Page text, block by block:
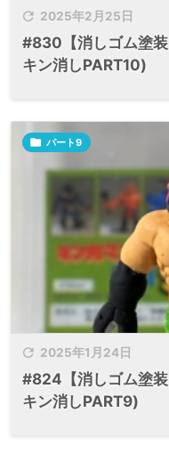
 2025年2月25日
#830【消しゴム塗
キン消しPART10)
 2025年1月24日
 パート9
#824【消しゴム塗
キン消しPART9)